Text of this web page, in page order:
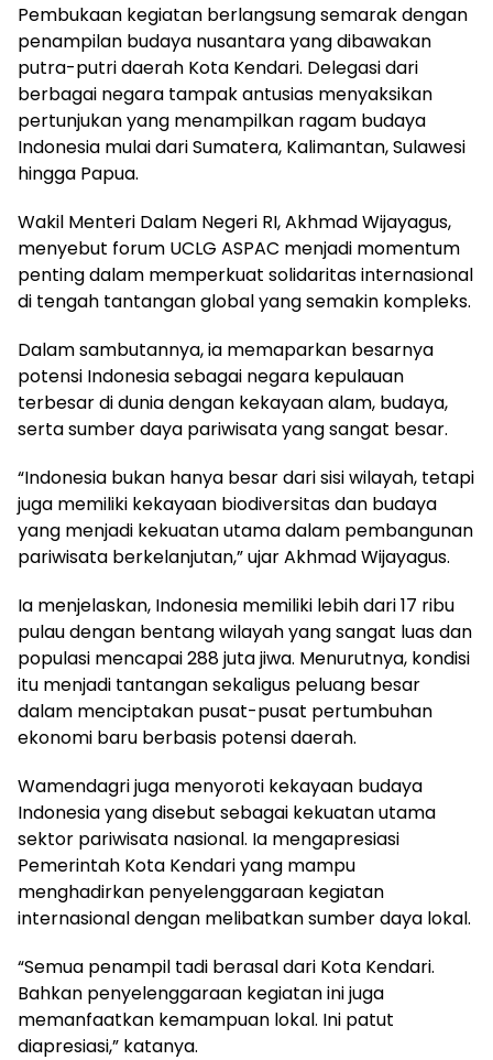
Pembukaan kegiatan berlangsung semarak dengan
penampilan budaya nusantara yang dibawakan
putra-putri daerah Kota Kendari. Delegasi dari
berbagai negara tampak antusias menyaksikan
pertunjukan yang menampilkan ragam budaya
Indonesia mulai dari Sumatera, Kalimantan, Sulawesi
hingga Papua.
Wakil Menteri Dalam Negeri RI, Akhmad Wijayagus,
menyebut forum UCLG ASPAC menjadi momentum
penting dalam memperkuat solidaritas internasional
di tengah tantangan global yang semakin kompleks.
Dalam sambutannya, ia memaparkan besarnya
potensi Indonesia sebagai negara kepulauan
terbesar di dunia dengan kekayaan alam, budaya,
serta sumber daya pariwisata yang sangat besar.
“Indonesia bukan hanya besar dari sisi wilayah, tetapi
juga memiliki kekayaan biodiversitas dan budaya
yang menjadi kekuatan utama dalam pembangunan
pariwisata berkelanjutan,” ujar Akhmad Wijayagus.
Ia menjelaskan, Indonesia memiliki lebih dari 17 ribu
pulau dengan bentang wilayah yang sangat luas dan
populasi mencapai 288 juta jiwa. Menurutnya, kondisi
itu menjadi tantangan sekaligus peluang besar
dalam menciptakan pusat-pusat pertumbuhan
ekonomi baru berbasis potensi daerah.
Wamendagri juga menyoroti kekayaan budaya
Indonesia yang disebut sebagai kekuatan utama
sektor pariwisata nasional. Ia mengapresiasi
Pemerintah Kota Kendari yang mampu
menghadirkan penyelenggaraan kegiatan
internasional dengan melibatkan sumber daya lokal.
“Semua penampil tadi berasal dari Kota Kendari.
Bahkan penyelenggaraan kegiatan ini juga
memanfaatkan kemampuan lokal. Ini patut
diapresiasi,” katanya.